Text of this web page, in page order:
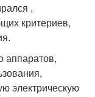
,
критериев,
аппаратов,
электрическую